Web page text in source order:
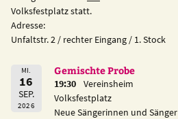
Volksfestplatz statt.
Adresse:
Unfaltstr. 2 / rechter Eingang / 1. Stock
MI.
16
SEP.
2026
Gemischte Probe
19:30
Vereinsheim
Volksfestplatz
Neue Sängerinnen und Sänger